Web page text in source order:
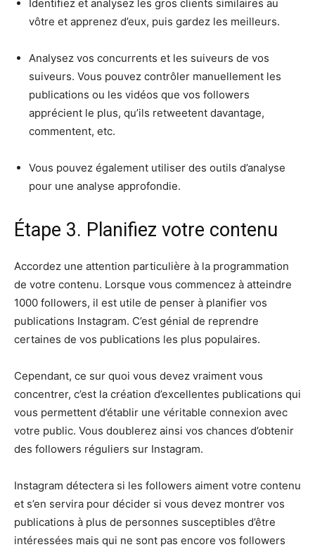
Identifiez et analysez les gros clients similaires au
vôtre et apprenez d’eux, puis gardez les meilleurs.
Analysez vos concurrents et les suiveurs de vos
suiveurs. Vous pouvez contrôler manuellement les
publications ou les vidéos que vos followers
apprécient le plus, qu’ils retweetent davantage,
commentent, etc.
Vous pouvez également utiliser des outils d’analyse
pour une analyse approfondie.
Étape 3. Planifiez votre contenu
Accordez une attention particulière à la programmation
de votre contenu. Lorsque vous commencez à atteindre
1000 followers, il est utile de penser à planifier vos
publications Instagram. C’est génial de reprendre
certaines de vos publications les plus populaires.
Cependant, ce sur quoi vous devez vraiment vous
concentrer, c’est la création d’excellentes publications qui
vous permettent d’établir une véritable connexion avec
votre public. Vous doublerez ainsi vos chances d’obtenir
des followers réguliers sur Instagram.
Instagram détectera si les followers aiment votre contenu
et s’en servira pour décider si vous devez montrer vos
publications à plus de personnes susceptibles d’être
intéressées mais qui ne sont pas encore vos followers